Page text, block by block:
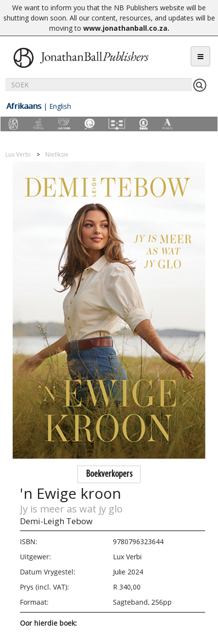
We want to inform you that the NB Publishers website will be
shutting down soon. All our content, resources, and updates will be
moving to www.jonathanball.co.za.
Afrikaans | English
Lux Verbi Niefiksie
Boekverkopers
'n Ewige kroon
Jy is meer as wat jy glo
Demi-Leigh Tebow
ISBN:
9780796323644
Uitgewer:
Lux Verbi
Datum Vrygestel:
Julie 2024
Prys (incl. VAT):
R 340,00
Formaat:
Sagteband, 256pp
Oor hierdie boek: